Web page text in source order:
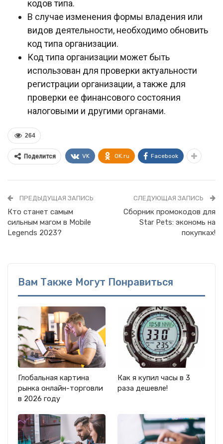
кодов типа.
В случае изменения формы владения или
видов деятельности, необходимо обновить
код типа организации.
Код типа организации может быть
использован для проверки актуальности
регистрации организации, а также для
проверки ее финансового состояния
налоговыми и другими органами.
264
Поделится VK OK.ru Facebook
ПРЕДЫДУЩАЯ ЗАПИСЬ
Кто станет самым
сильным магом в Mobile
Legends 2023?
СЛЕДУЮЩАЯ ЗАПИСЬ
Сборник промокодов для
Star Pets: экономь на
покупках!
Вам Также Могут Понравиться
Глобальная картина
рынка онлайн-торговли
в 2026 году
Как я купил часы в 3
раза дешевле!